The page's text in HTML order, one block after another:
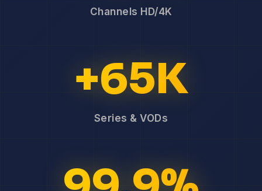
Channels HD/4K
+65K
Series & VODs